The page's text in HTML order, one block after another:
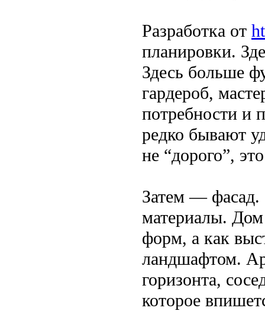
Разработка от
планировки.
Здесь больше
гардероб,
потребности и
редко бывают
не “дорого”,
Затем — фасад.
материалы.
форм, а как
ландшафтом.
горизонта,
которое